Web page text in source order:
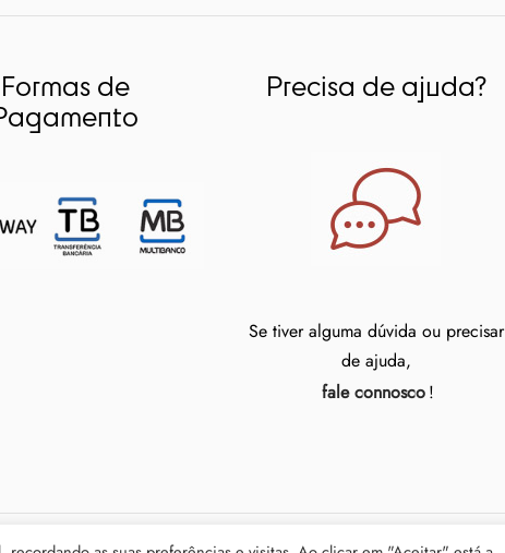
Formas de
Precisa de ajuda?
Se tiver alguma dúvida ou precisar
de ajuda,
fale connosco!